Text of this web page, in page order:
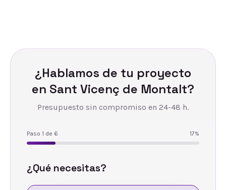
¿Hablamos de tu proyecto
en Sant Vicenç de Montalt?
Presupuesto sin compromiso en 24-48 h.
Paso 1 de 6 17%
¿Qué necesitas?